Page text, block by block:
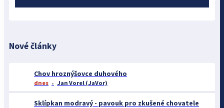
Nové články
Chov hroznýšovce duhového
dnes Jan Vorel (JaVor)
Sklípkan modravý - pavouk pro zkušené chovatele